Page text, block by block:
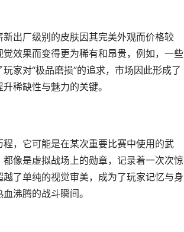
出厂级别的皮肤因其完美外观而价格较
效果而变得更为稀有和昂贵，例如，一些
家对“极品磨损”的追求，市场因此形成了
稀缺性与魅力的关键。
，它可能是在某次重要比赛中使用的武
像是虚拟战场上的勋章，记录着一次次惊
了单纯的视觉审美，成为了玩家记忆与身
沸腾的战斗瞬间。